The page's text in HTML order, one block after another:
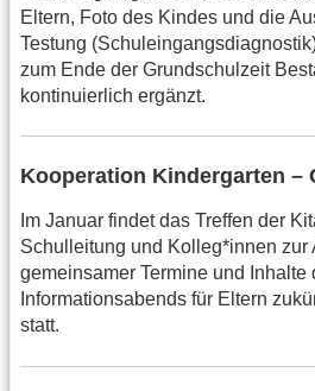
Eltern, Foto des Kindes und die
Testung
zum Ende der Grundschulzeit
kontinuierlich ergänzt.
Kooperation Kindergarten –
Im Januar findet das Treffen der
Schulleitung und Kolleg*innen zur
gemeinsamer Termine und Inhalte
Informationsabends für Eltern
statt.